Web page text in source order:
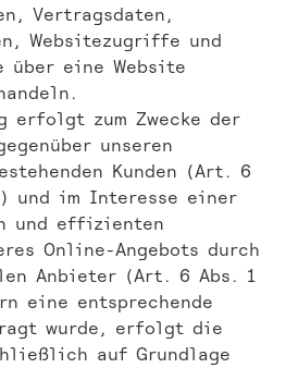
Vertragsdaten,
Websitezugriffe und
über eine Website
erfolgt zum Zwecke der
unseren
Kunden (Art. 6
und im Interesse einer
und effizienten
Online-Angebots durch
Anbieter (Art. 6 Abs. 1
eine entsprechende
wurde, erfolgt die
auf Grundlage